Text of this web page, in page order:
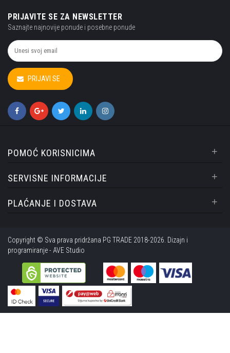
PRIJAVITE SE ZA NEWSLETTER
Saznajte najnovije ponude i posebne ponude
PRIJAVI SE
POMOĆ KORISNICIMA +
SERVISNE INFORMACIJE +
PLAĆANJE I DOSTAVA +
Copyright © Sva prava pridržana PG TRADE 2018-2026. Dizajn i
programiranje - AVE Studio